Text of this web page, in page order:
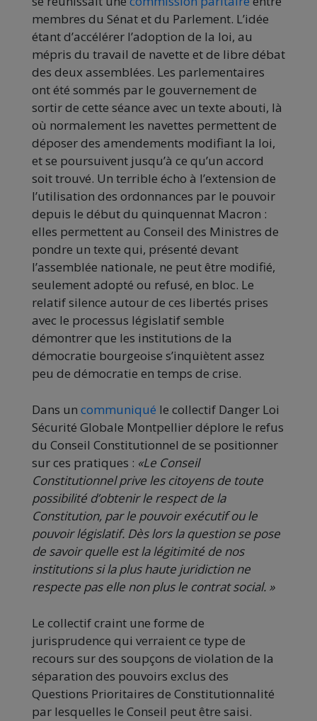
membres du Sénat et du Parlement. L’idée
étant d’accélérer l’adoption de la loi, au
mépris du travail de navette et de libre débat
des deux assemblées. Les parlementaires
ont été sommés par le gouvernement de
sortir de cette séance avec un texte abouti, là
où normalement les navettes permettent de
déposer des amendements modifiant la loi,
et se poursuivent jusqu’à ce qu’un accord
soit trouvé. Un terrible écho à l’extension de
l’utilisation des ordonnances par le pouvoir
depuis le début du quinquennat Macron :
elles permettent au Conseil des Ministres de
pondre un texte qui, présenté devant
l’assemblée nationale, ne peut être modifié,
seulement adopté ou refusé, en bloc. Le
relatif silence autour de ces libertés prises
avec le processus législatif semble
démontrer que les institutions de la
démocratie bourgeoise s’inquiètent assez
peu de démocratie en temps de crise.
Dans un communiqué le collectif Danger Loi
Sécurité Globale Montpellier déplore le refus
du Conseil Constitutionnel de se positionner
sur ces pratiques : «Le Conseil
Constitutionnel prive les citoyens de toute
possibilité d’obtenir le respect de la
Constitution, par le pouvoir exécutif ou le
pouvoir législatif. Dès lors la question se pose
de savoir quelle est la légitimité de nos
institutions si la plus haute juridiction ne
respecte pas elle non plus le contrat social. »
Le collectif craint une forme de
jurisprudence qui verraient ce type de
recours sur des soupçons de violation de la
séparation des pouvoirs exclus des
Questions Prioritaires de Constitutionnalité
par lesquelles le Conseil peut être saisi.